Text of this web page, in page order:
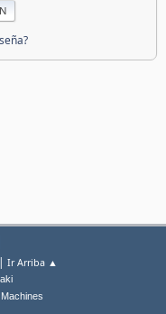
| Ir Arriba ▲